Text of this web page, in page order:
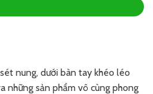
nung, dưới bàn tay khéo léo
những sản phẩm vô cùng phong